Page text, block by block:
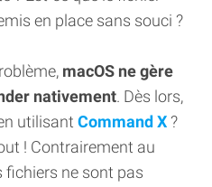
en place sans souci ?
macOS ne gère
nativement. Dès lors,
utilisant Command X?
! Contrairement au
fichiers ne sont pas